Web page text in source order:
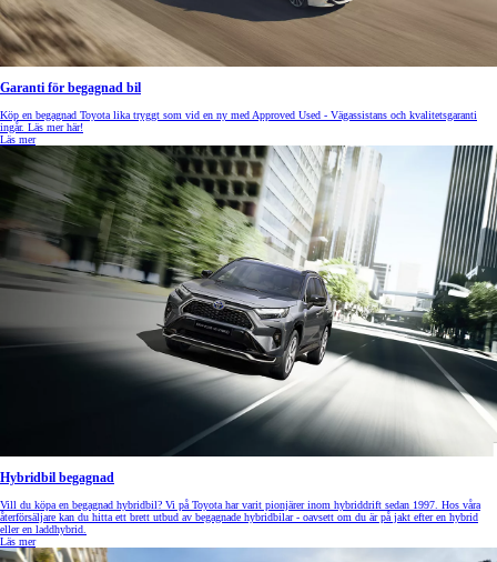
Garanti för begagnad bil
Köp en begagnad Toyota lika tryggt som vid en ny med Approved Used - Vägassistans och kvalitetsgaranti
ingår. Läs mer här!
Läs mer
Hybridbil begagnad
Vill du köpa en begagnad hybridbil? Vi på Toyota har varit pionjärer inom hybriddrift sedan 1997. Hos våra
återförsäljare kan du hitta ett brett utbud av begagnade hybridbilar - oavsett om du är på jakt efter en hybrid
eller en laddhybrid.
Läs mer